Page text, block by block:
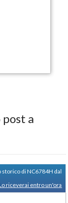
a
di NC6784H dal
riceverai entro un'ora